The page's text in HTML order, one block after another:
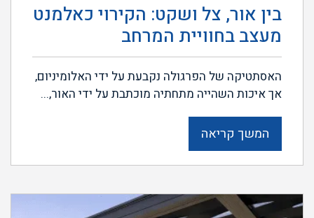
בין אור, צל ושקט: הקירוי כאלמנט
מעצב בחוויית המרחב
האסתטיקה של הפרגולה נקבעת על ידי האלומיניום,
אך איכות השהייה מתחתיה מוכתבת על ידי האור,...
המשך קריאה